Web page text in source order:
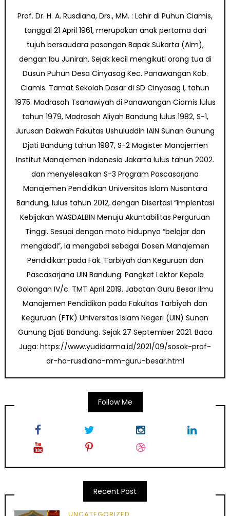
Prof. Dr. H. A. Rusdiana, Drs., MM. : Lahir di Puhun Ciamis,
tanggal 21 April 1961, merupakan anak pertama dari
tujuh bersaudara pasangan Bapak Sukarta (Alm),
dengan Ibu Junirah. Sejak kecil mengikuti orang tua di
Dusun Puhun Desa Cinyasag Kec. Panawangan Kab.
Ciamis. Tamat Sekolah Dasar di SD Cinyasag I, tahun
1975. Madrasah Tsanawiyah di Panawangan Ciamis lulus
tahun 1979, Madrasah Aliyah Bandung lulus 1982, S-1,
Jurusan Dakwah Fakutas Ushuluddin IAIN Sunan Gunung
Djati Bandung tahun 1987, S-2 Magister Manajemen
Institut Manajemen Indonesia Jakarta lulus tahun 2002.
dan menyelesaikan S-3 Program Pascasarjana
Manajemen Pendidikan Universitas Islam Nusantara
Bandung, lulus tahun 2012, dengan Disertasi “Implentasi
Kebijakan WASDALBIN Menuju Akuntabilitas Perguruan
Tinggi. Sesuai dengan moto hidupnya “belajar dan
mengabdi”, Ia mengabdi sebagai Dosen Manajemen
Pendidikan pada Fak. Tarbiyah dan Keguruan dan
Pascasarjana UIN Bandung. Pangkat Lektor Kepala
Golongan IV/c. TMT April 2019. Jabatan Guru Besar Ilmu
Manajemen Pendidikan pada Fakultas Tarbiyah dan
Keguruan (FTK) Universitas Islam Negeri (UIN) Sunan
Gunung Djati Bandung. Sejak 27 September 2021. Baca
Juga: https://www.yudidarma.id/2021/09/sosok-prof-
dr-ha-rusdiana-mm-guru-besar.html
Follow Me
Recent Post